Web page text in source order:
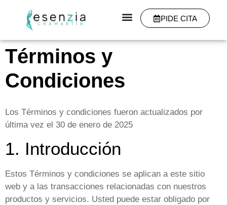
PIDE CITA
Términos y
Condiciones
Los Términos y condiciones fueron actualizados por
última vez el 30 de enero de 2025
1. Introducción
Estos Términos y condiciones se aplican a este sitio
web y a las transacciones relacionadas con nuestros
productos y servicios. Usted puede estar obligado por